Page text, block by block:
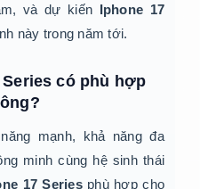
và dự kiến Iphone 17
này trong năm tới.
có phù hợp
mạnh, khả năng đa
minh cùng hệ sinh thái
17 Seriesphù hợp cho